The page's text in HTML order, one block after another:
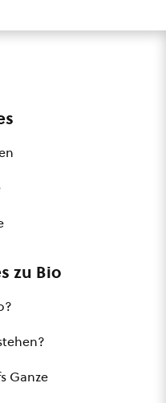
zu Bio
Ganze